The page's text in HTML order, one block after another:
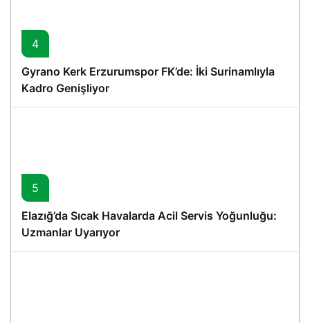
4
Gyrano Kerk Erzurumspor FK’de: İki Surinamlıyla
Kadro Genişliyor
5
Elazığ’da Sıcak Havalarda Acil Servis Yoğunluğu:
Uzmanlar Uyarıyor